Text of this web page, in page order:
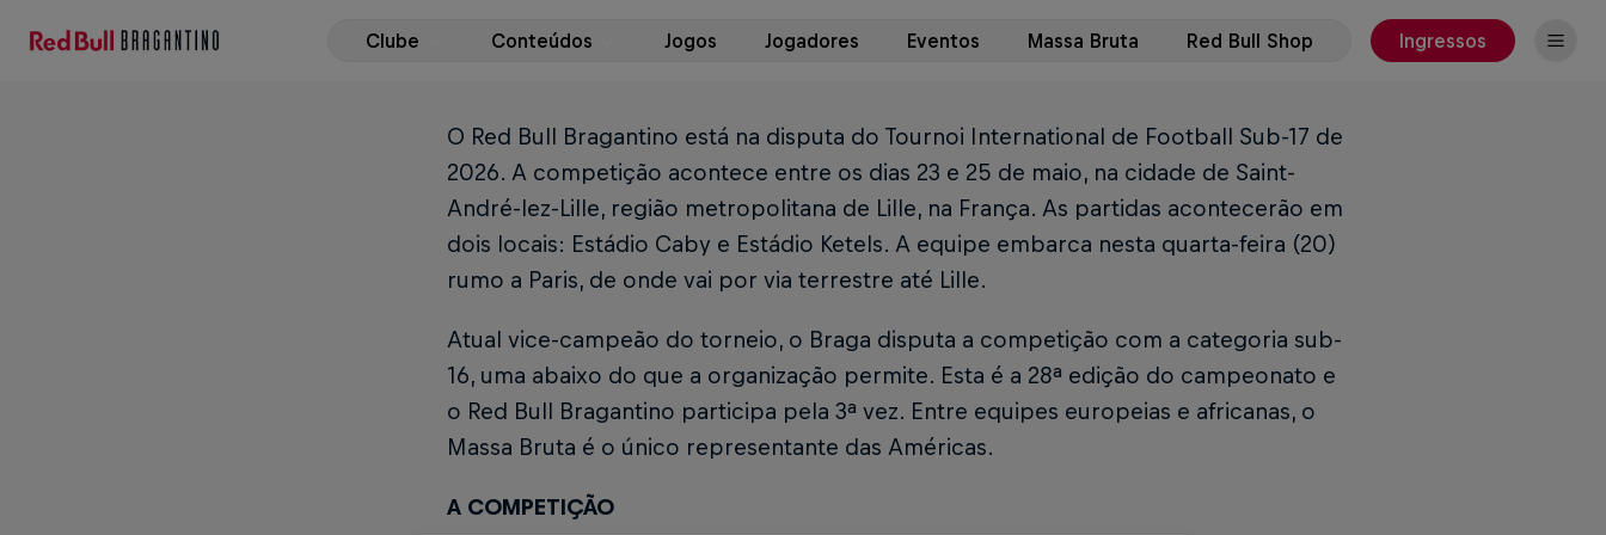
Clube Conteúdos Jogos Jogadores Eventos Massa Bruta Red Bull Shop Ingressos
O Red Bull Bragantino está na disputa do Tournoi International de Football Sub-17 de
2026. A competição acontece entre os dias 23 e 25 de maio, na cidade de Saint-
André-lez-Lille, região metropolitana de Lille, na França. As partidas acontecerão em
dois locais: Estádio Caby e Estádio Ketels. A equipe embarca nesta quarta-feira (20)
rumo a Paris, de onde vai por via terrestre até Lille.
Atual vice-campeão do torneio, o Braga disputa a competição com a categoria sub-
16, uma abaixo do que a organização permite. Esta é a 28ª edição do campeonato e
o Red Bull Bragantino participa pela 3ª vez. Entre equipes europeias e africanas, o
Massa Bruta é o único representante das Américas.
A COMPETIÇÃO